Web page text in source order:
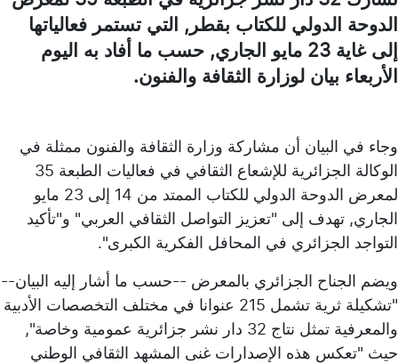
الدوحة الدولي للكتاب بقطر, التي تستمر فعالياتها
إلى غاية 23 مايو الجاري, حسب ما أفاد به اليوم
الأربعاء بيان لوزارة الثقافة والفنون.
وجاء في البيان أن مشاركة وزارة الثقافة والفنون ممثلة في
الوكالة الجزائرية للإشعاع الثقافي في فعاليات الطبعة 35
لمعرض الدوحة الدولي للكتاب الممتد من 14 إلى 23 مايو
الجاري, تهدف إلى "تعزيز التواصل الثقافي العربي" و"تأكيد
التواجد الجزائري في المحافل الفكرية الكبرى".
ويضم الجناح الجزائري بالمعرض --حسب ما أشار إليه البيان--
"تشكيلة ثرية تشمل 215 عنوانا في مختلف التخصصات الأدبية
والمعرفية تمثل نتاج 32 دار نشر جزائرية عمومية وخاصة",
حيث "تعكس هذه الإصدارات غنى المشهد الثقافي الوطني